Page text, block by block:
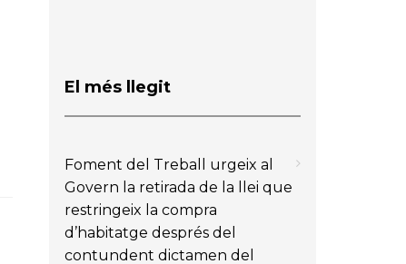
El més llegit
Foment del Treball urgeix al
Govern la retirada de la llei que
restringeix la compra
d’habitatge després del
contundent dictamen del